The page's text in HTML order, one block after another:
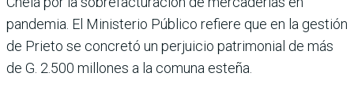
pandemia. El Ministerio Público refiere que en la gestión
de Prieto se concretó un perjuicio patri­monial de más
de G. 2.500 millones a la comuna esteña.